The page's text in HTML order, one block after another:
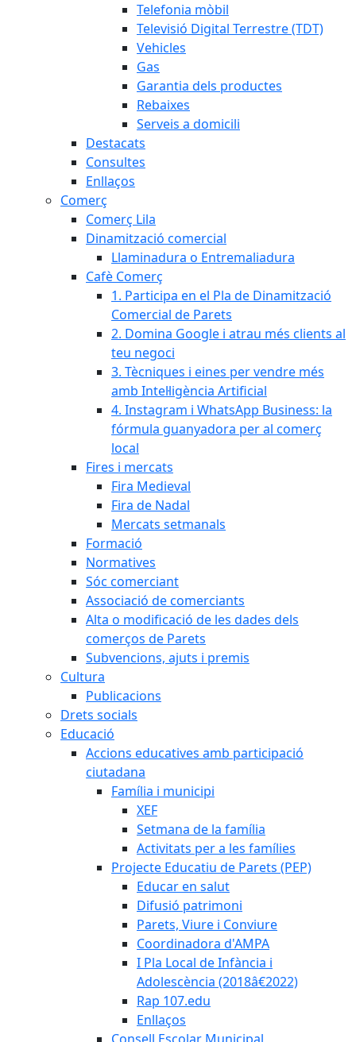
Telefonia mòbil
Televisió Digital Terrestre (TDT)
Vehicles
Gas
Garantia dels productes
Rebaixes
Serveis a domicili
Destacats
Consultes
Enllaços
Comerç
Comerç Lila
Dinamització comercial
Llaminadura o Entremaliadura
Cafè Comerç
1. Participa en el Pla de Dinamització
Comercial de Parets
2. Domina Google i atrau més clients al
teu negoci
3. Tècniques i eines per vendre més
amb Intel·ligència Artificial
4. Instagram i WhatsApp Business: la
fórmula guanyadora per al comerç
local
Fires i mercats
Fira Medieval
Fira de Nadal
Mercats setmanals
Formació
Normatives
Sóc comerciant
Associació de comerciants
Alta o modificació de les dades dels
comerços de Parets
Subvencions, ajuts i premis
Cultura
Publicacions
Drets socials
Educació
Accions educatives amb participació
ciutadana
Família i municipi
XEF
Setmana de la família
Activitats per a les famílies
Projecte Educatiu de Parets (PEP)
Educar en salut
Difusió patrimoni
Parets, Viure i Conviure
Coordinadora d'AMPA
I Pla Local de Infància i
Adolescència (2018â€2022)
Rap 107.edu
Enllaços